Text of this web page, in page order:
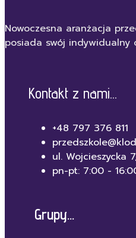
Nowoczesna aranżacja
posiada swój indywidualny
Kontakt z nami...
+48 797 376 811
ul. Wojcieszycka
pn-pt: 7:00 -
Grupy...